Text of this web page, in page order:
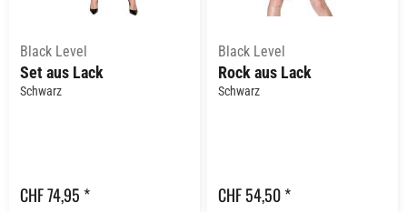
Black Level
Set aus Lack
Schwarz
CHF 74,95 *
Black Level
Rock aus Lack
Schwarz
CHF 54,50 *